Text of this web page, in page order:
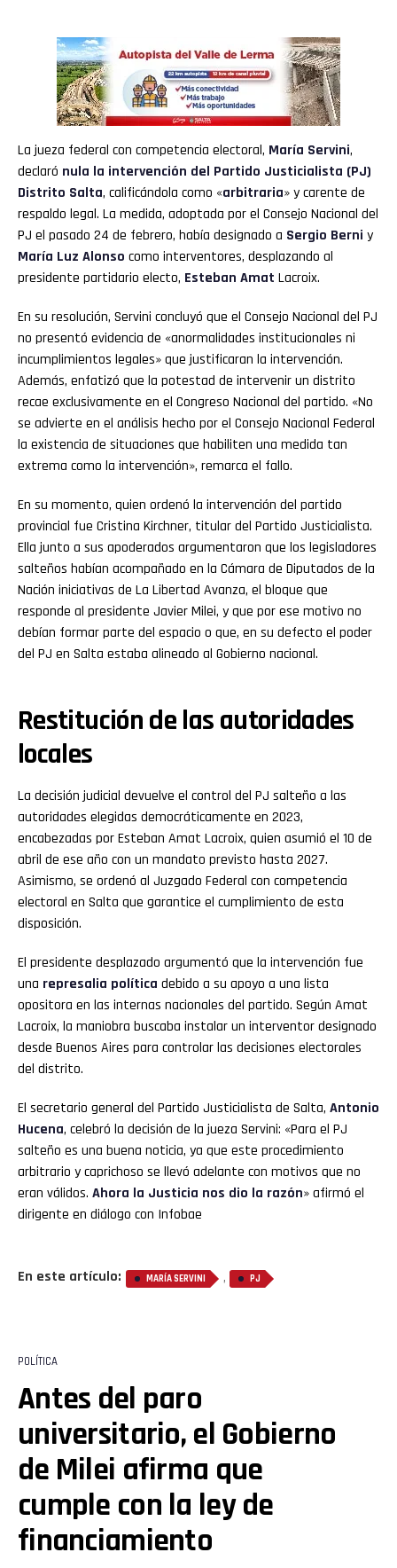
La jueza federal con competencia electoral, María Servini,
declaró nula la intervención del Partido Justicialista (PJ)
Distrito Salta, calificándola como «arbitraria» y carente de
respaldo legal. La medida, adoptada por el Consejo Nacional del
PJ el pasado 24 de febrero, había designado a Sergio Berni y
María Luz Alonso como interventores, desplazando al
presidente partidario electo, Esteban Amat Lacroix.
En su resolución, Servini concluyó que el Consejo Nacional del PJ
no presentó evidencia de «anormalidades institucionales ni
incumplimientos legales» que justificaran la intervención.
Además, enfatizó que la potestad de intervenir un distrito
recae exclusivamente en el Congreso Nacional del partido. «No
se advierte en el análisis hecho por el Consejo Nacional Federal
la existencia de situaciones que habiliten una medida tan
extrema como la intervención», remarca el fallo.
En su momento, quien ordenó la intervención del partido
provincial fue Cristina Kirchner, titular del Partido Justicialista.
Ella junto a sus apoderados argumentaron que los legisladores
salteños habían acompañado en la Cámara de Diputados de la
Nación iniciativas de La Libertad Avanza, el bloque que
responde al presidente Javier Milei, y que por ese motivo no
debían formar parte del espacio o que, en su defecto el poder
del PJ en Salta estaba alineado al Gobierno nacional.
Restitución de las autoridades
locales
La decisión judicial devuelve el control del PJ salteño a las
autoridades elegidas democráticamente en 2023,
encabezadas por Esteban Amat Lacroix, quien asumió el 10 de
abril de ese año con un mandato previsto hasta 2027.
Asimismo, se ordenó al Juzgado Federal con competencia
electoral en Salta que garantice el cumplimiento de esta
disposición.
El presidente desplazado argumentó que la intervención fue
una represalia política debido a su apoyo a una lista
opositora en las internas nacionales del partido. Según Amat
Lacroix, la maniobra buscaba instalar un interventor designado
desde Buenos Aires para controlar las decisiones electorales
del distrito.
El secretario general del Partido Justicialista de Salta, Antonio
Hucena, celebró la decisión de la jueza Servini: «Para el PJ
salteño es una buena noticia, ya que este procedimiento
arbitrario y caprichoso se llevó adelante con motivos que no
eran válidos. Ahora la Justicia nos dio la razón» afirmó el
dirigente en diálogo con Infobae
En este artículo: MARÍA SERVINI , PJ
POLÍTICA
Antes del paro
universitario, el Gobierno
de Milei afirma que
cumple con la ley de
financiamiento